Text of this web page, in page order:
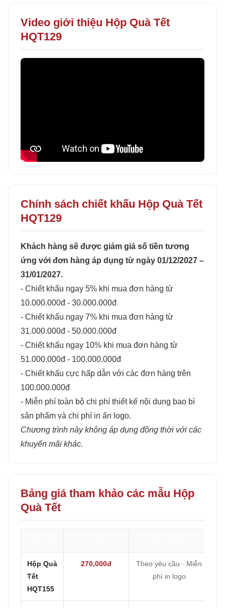
Video giới thiệu Hộp Quà Tết
HQT129
Chính sách chiết khấu Hộp Quà Tết
HQT129
Khách hàng sẽ được giảm giá số tiền tương
ứng với đơn hàng áp dụng từ ngày 01/12/2027 –
31/01/2027.
- Chiết khấu ngay 5% khi mua đơn hàng từ
10.000.000đ - 30.000.000đ
- Chiết khấu ngay 7% khi mua đơn hàng từ
31.000.000đ - 50.000.000đ
- Chiết khấu ngay 10% khi mua đơn hàng từ
51.000.000đ - 100.000.000đ
- Chiết khấu cực hấp dẫn với các đơn hàng trên
100.000.000đ
- Miễn phí toàn bộ chi phí thiết kế nội dung bao bì
sản phẩm và chi phí in ấn logo.
Chương trình này không áp dụng đồng thời với các
khuyến mãi khác.
Bảng giá tham khảo các mẫu Hộp
Quà Tết
Hộp Quà
Tết
HQT155
270,000đ
Theo yêu cầu · Miễn
phí in logo